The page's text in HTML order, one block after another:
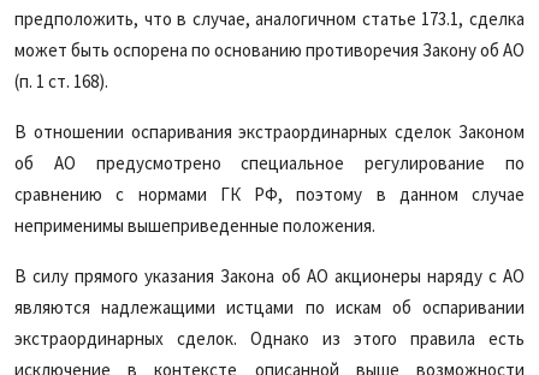
предположить, что в случае, аналогичном статье 173.1, сделка
может быть оспорена по основанию противоречия Закону об АО
(п. 1 ст. 168).
В отношении оспаривания экстраординарных сделок Законом
об АО предусмотрено специальное регулирование по
сравнению с нормами ГК РФ, поэтому в данном случае
неприменимы вышеприведенные положения.
В силу прямого указания Закона об АО акционеры наряду с АО
являются надлежащими истцами по искам об оспаривании
экстраординарных сделок. Однако из этого правила есть
исключение в контексте описанной выше возможности